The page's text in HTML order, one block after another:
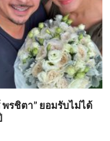
รชิตา” ยอมรับไม่ได้